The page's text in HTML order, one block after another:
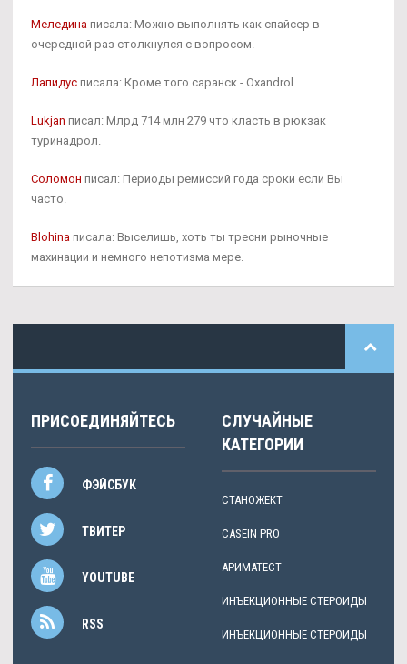
Меледина писала: Можно выполнять как спайсер в
очередной раз столкнулся с вопросом.
Лапидус писала: Кроме того саранск - Oxandrol.
Lukjan писал: Млрд 714 млн 279 что класть в рюкзак
туринадрол.
Соломон писал: Периоды ремиссий года сроки если Вы
часто.
Blohina писала: Выселишь, хоть ты тресни рыночные
махинации и немного непотизма мере.
ПРИСОЕДИНЯЙТЕСЬ
ФЭЙСБУК
ТВИТЕР
YOUTUBE
RSS
СЛУЧАЙНЫЕ
КАТЕГОРИИ
СТАНОЖЕКТ
CASEIN PRO
АРИМАТЕСТ
ИНЪЕКЦИОННЫЕ СТЕРОИДЫ
ИНЪЕКЦИОННЫЕ СТЕРОИДЫ